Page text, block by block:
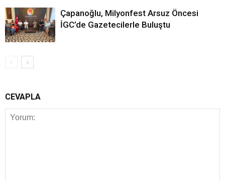
Çapanoğlu, Milyonfest Arsuz Öncesi
İGC’de Gazetecilerle Buluştu
CEVAPLA